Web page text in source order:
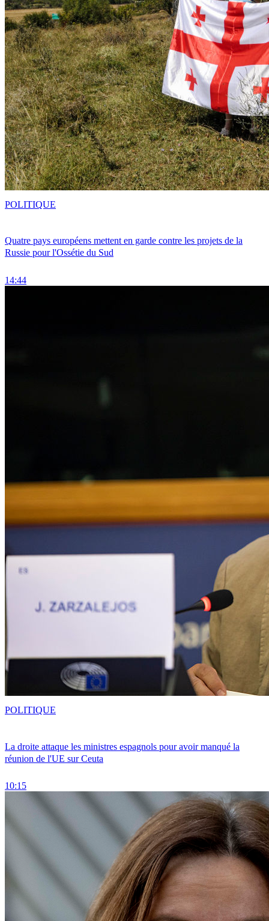
Quatre pays européens mettent en garde contre les projets de la
Russie pour l'Ossétie du Sud
14:44
POLITIQUE
La droite attaque les ministres espagnols pour avoir manqué la
réunion de l'UE sur Ceuta
10:15
POLITIQUE